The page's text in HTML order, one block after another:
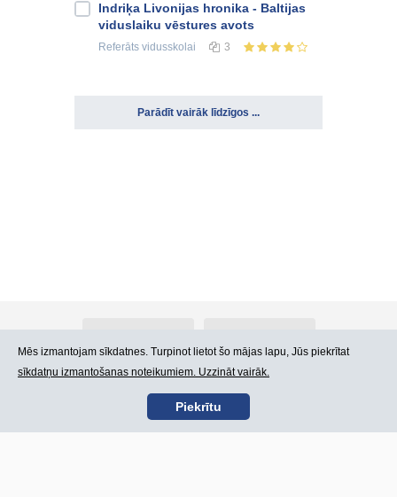
Indriķa Livonijas hronika - Baltijas
viduslaiku vēstures avots
Referāts vidusskolai 3
Parādīt vairāk līdzīgos ...
Kontakti Lietošanas noteikumi
Mēs izmantojam sīkdatnes. Turpinot lietot šo mājas lapu, Jūs piekrītat
sīkdatņu izmantošanas noteikumiem. Uzzināt vairāk.
Piekrītu